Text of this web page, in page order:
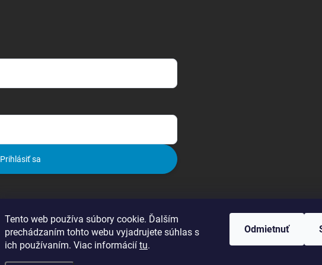
Tento web používa súbory cookie. Ďalším
prechádzaním tohto webu vyjadrujete súhlas s
ich používaním. Viac informácií tu.
Odmietnuť
Prihlásiť sa